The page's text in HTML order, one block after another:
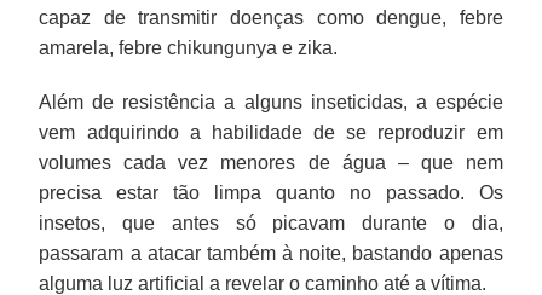
capaz de transmitir doenças como dengue, febre
amarela, febre chikungunya e zika.
Além de resistência a alguns inseticidas, a espécie
vem adquirindo a habilidade de se reproduzir em
volumes cada vez menores de água – que nem
precisa estar tão limpa quanto no passado. Os
insetos, que antes só picavam durante o dia,
passaram a atacar também à noite, bastando apenas
alguma luz artificial a revelar o caminho até a vítima.